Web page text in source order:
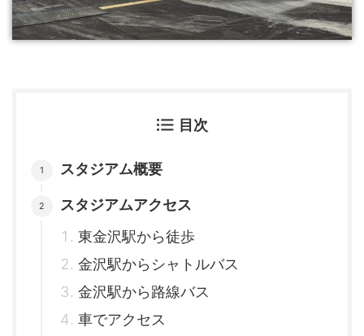
目次
スタジアム概要
スタジアムアクセス
東金沢駅から徒歩
金沢駅からシャトルバス
金沢駅から路線バス
車でアクセス